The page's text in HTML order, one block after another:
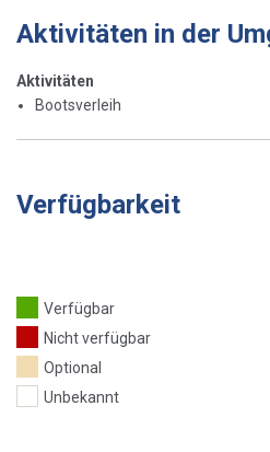
Aktivitäten in der
Aktivitäten
Bootsverleih
Verfügbarkeit
Verfügbar
Nicht verfügbar
Optional
Unbekannt